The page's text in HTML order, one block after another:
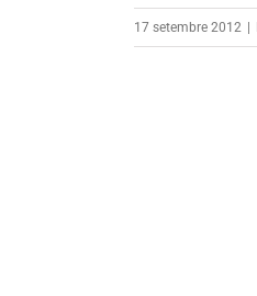
17 setembre 2012